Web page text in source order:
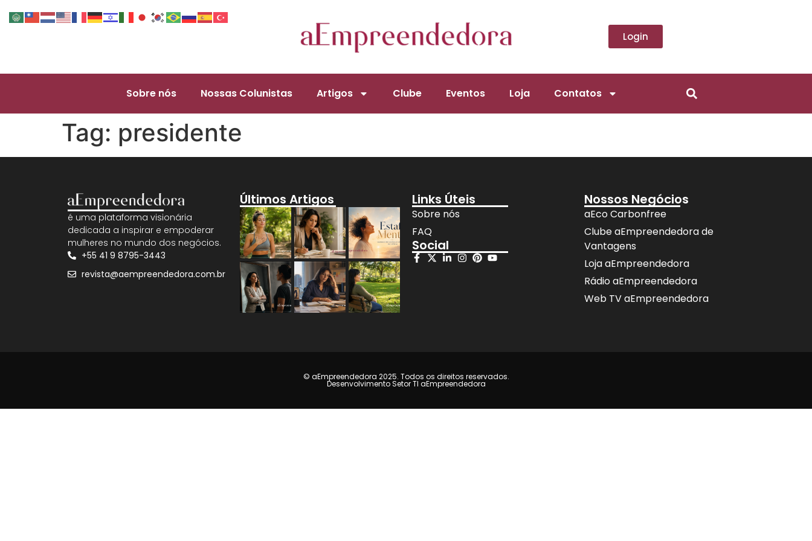
Login
Sobre nós Nossas Colunistas Artigos Clube Eventos Loja Contatos
Tag: presidente
é uma plataforma visionária
dedicada a inspirar e empoderar
mulheres no mundo dos negócios.
+55 41 9 8795-3443
revista@aempreendedora.com.br
Últimos Artigos Links Úteis
Sobre nós
FAQ
Social
Nossos Negócios
aEco Carbonfree
Clube aEmpreendedora de
Vantagens
Loja aEmpreendedora
Rádio aEmpreendedora
Web TV aEmpreendedora
© aEmpreendedora 2025. Todos os direitos reservados.
Desenvolvimento Setor TI aEmpreendedora